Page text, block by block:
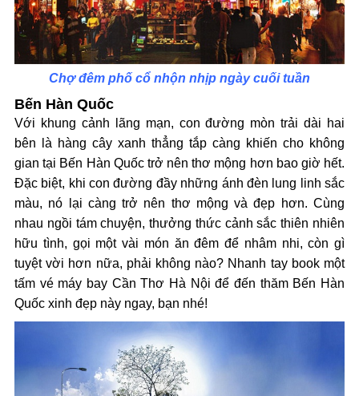
Chợ đêm phố cổ nhộn nhịp ngày cuối tuần
Bến Hàn Quốc
Với khung cảnh lãng mạn, con đường mòn trải dài hai
bên là hàng cây xanh thẳng tắp càng khiến cho không
gian tại Bến Hàn Quốc trở nên thơ mộng hơn bao giờ hết.
Đặc biệt, khi con đường đầy những ánh đèn lung linh sắc
màu, nó lại càng trở nên thơ mộng và đẹp hơn. Cùng
nhau ngồi tám chuyện, thưởng thức cảnh sắc thiên nhiên
hữu tình, gọi một vài món ăn đêm để nhâm nhi, còn gì
tuyệt vời hơn nữa, phải không nào? Nhanh tay book một
tấm vé máy bay Cần Thơ Hà Nội để đến thăm Bến Hàn
Quốc xinh đẹp này ngay, bạn nhé!